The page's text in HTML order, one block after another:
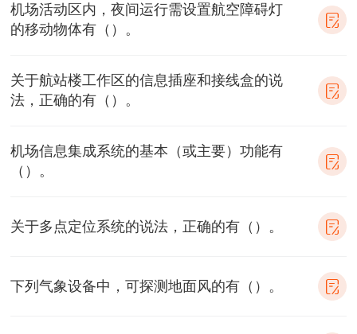
机场活动区内，夜间运行需设置航空障碍灯
的移动物体有（）。
关于航站楼工作区的信息插座和接线盒的说
法，正确的有（）。
机场信息集成系统的基本（或主要）功能有
（）。
关于多点定位系统的说法，正确的有（）。
下列气象设备中，可探测地面风的有（）。